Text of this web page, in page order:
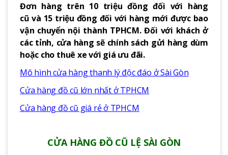
Đơn hàng trên 10 triệu đồng đối với hàng
cũ và 15 triệu đồng đối với hàng mới được bao
vận chuyển nội thành TPHCM. Đối với khách ở
các tỉnh, cửa hàng sẽ chính sách gửi hàng dùm
hoặc cho thuê xe với giá ưu đãi.
Mô hình cửa hàng thanh lý độc đáo ở Sài Gòn
Cửa hàng đồ cũ lớn nhất ở TPHCM
Cửa hàng đồ cũ giá rẻ ở TPHCM
CỬA HÀNG ĐỒ CŨ LỆ SÀI GÒN